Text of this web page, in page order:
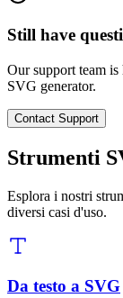
Still have
Our support team
SVG generator.
Contact Support
Strumenti
Esplora i nostri
diversi casi d'uso.
Da testo a SVG